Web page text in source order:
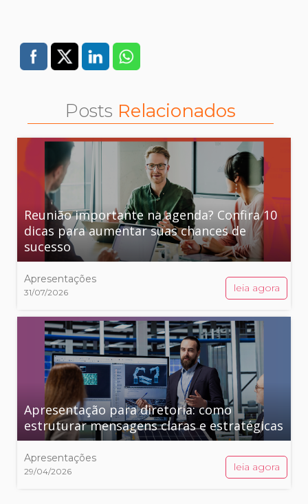
Posts Relacionados
Reunião importante na agenda? Confira 10
dicas para aumentar suas chances de
sucesso
Apresentações
31/07/2026 leia agora
Apresentação para diretoria: como
estruturar mensagens claras e estratégicas
Apresentações
29/04/2026 leia agora